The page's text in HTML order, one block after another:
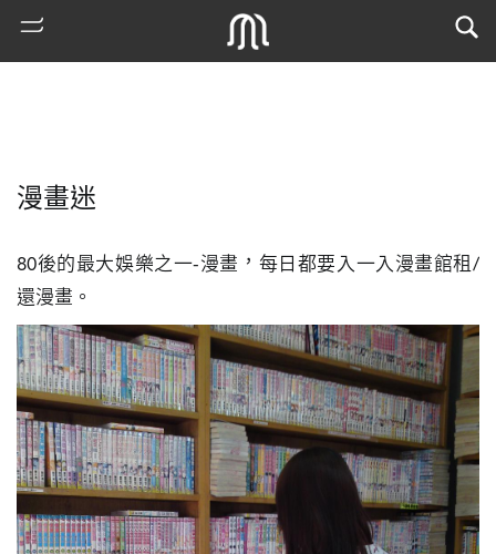
熱
門
搜
索
古
地
圖
漫畫迷
80後的最大娛樂之一-漫畫，每日都要入一入漫畫館租/
還漫畫。